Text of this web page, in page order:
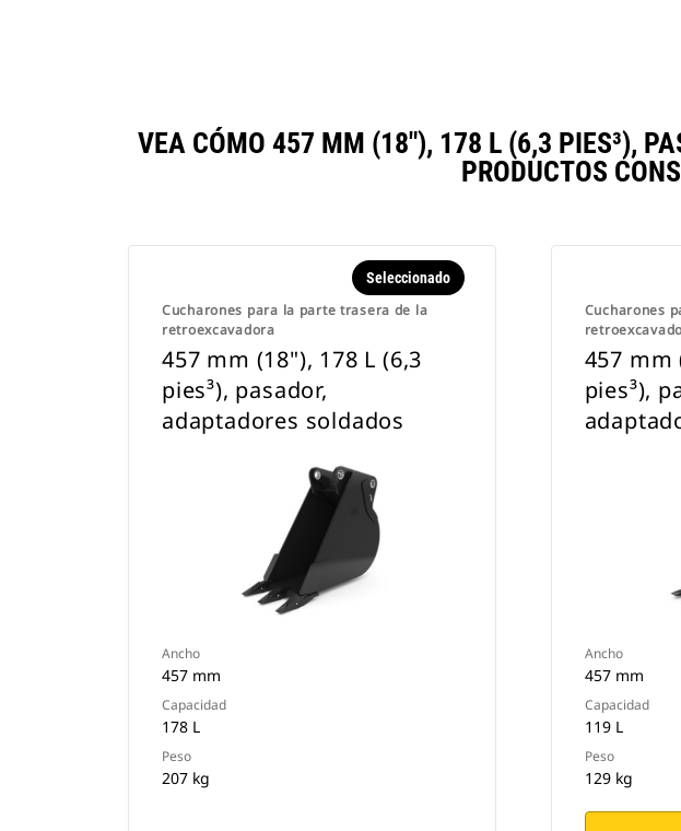
VEA CÓMO 457 MM (18"), 178 L (6,3 PIES³),
PRODUCTOS
Cucharones para la parte trasera de la
retroexcavadora
Seleccionado
457 mm (18"), 178 L (6,3
pies³), pasador,
adaptadores soldados
Ancho
457 mm
Capacidad
178 L
Peso
207 kg
Cucharones
457 mm
pies³),
Ancho
457 mm
Capacidad
119 L
Peso
129 kg